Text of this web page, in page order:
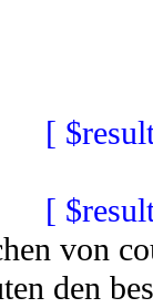
[
[
von
den